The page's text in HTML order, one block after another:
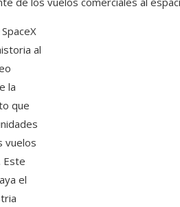
al
la
que
vuelos
Este
el